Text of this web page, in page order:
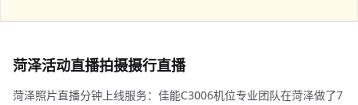
菏泽活动直播拍摄摄行直播
菏泽照片直播分钟上线服务：佳能C3006机位专业团队在菏泽做了7